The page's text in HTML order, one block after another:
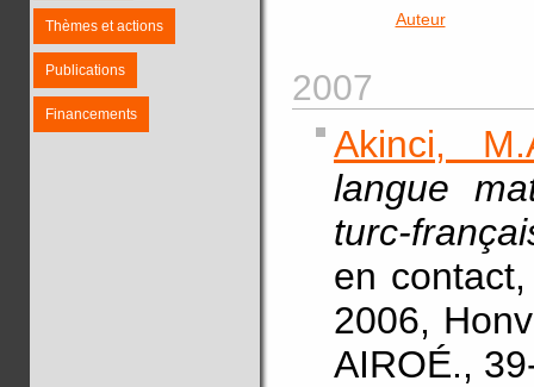
Thèmes et actions
Publications
Financements
Auteur
2007
Akinci,
langue
turc-
en
2006,
AIROÉ.,